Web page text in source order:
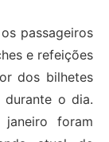
passageiros
e refeições
dos bilhetes
durante o dia.
foram